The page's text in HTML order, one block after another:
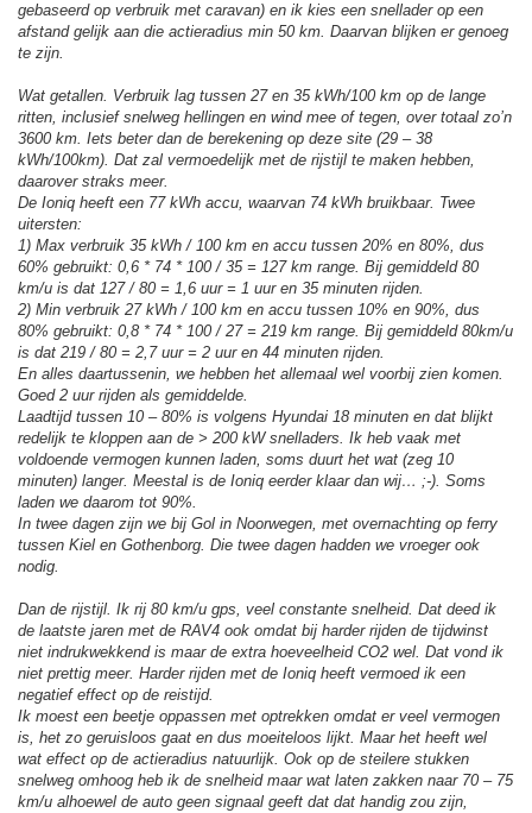
gebaseerd op verbruik met caravan) en ik kies een snellader op een
afstand gelijk aan die actieradius min 50 km. Daarvan blijken er genoeg
te zijn.
Wat getallen. Verbruik lag tussen 27 en 35 kWh/100 km op de lange
ritten, inclusief snelweg hellingen en wind mee of tegen, over totaal zo’n
3600 km. Iets beter dan de berekening op deze site (29 – 38
kWh/100km). Dat zal vermoedelijk met de rijstijl te maken hebben,
daarover straks meer.
De Ioniq heeft een 77 kWh accu, waarvan 74 kWh bruikbaar. Twee
uitersten:
1) Max verbruik 35 kWh / 100 km en accu tussen 20% en 80%, dus
60% gebruikt: 0,6 * 74 * 100 / 35 = 127 km range. Bij gemiddeld 80
km/u is dat 127 / 80 = 1,6 uur = 1 uur en 35 minuten rijden.
2) Min verbruik 27 kWh / 100 km en accu tussen 10% en 90%, dus
80% gebruikt: 0,8 * 74 * 100 / 27 = 219 km range. Bij gemiddeld 80km/u
is dat 219 / 80 = 2,7 uur = 2 uur en 44 minuten rijden.
En alles daartussenin, we hebben het allemaal wel voorbij zien komen.
Goed 2 uur rijden als gemiddelde.
Laadtijd tussen 10 – 80% is volgens Hyundai 18 minuten en dat blijkt
redelijk te kloppen aan de > 200 kW snelladers. Ik heb vaak met
voldoende vermogen kunnen laden, soms duurt het wat (zeg 10
minuten) langer. Meestal is de Ioniq eerder klaar dan wij… ;-). Soms
laden we daarom tot 90%.
In twee dagen zijn we bij Gol in Noorwegen, met overnachting op ferry
tussen Kiel en Gothenborg. Die twee dagen hadden we vroeger ook
nodig.
Dan de rijstijl. Ik rij 80 km/u gps, veel constante snelheid. Dat deed ik
de laatste jaren met de RAV4 ook omdat bij harder rijden de tijdwinst
niet indrukwekkend is maar de extra hoeveelheid CO2 wel. Dat vond ik
niet prettig meer. Harder rijden met de Ioniq heeft vermoed ik een
negatief effect op de reistijd.
Ik moest een beetje oppassen met optrekken omdat er veel vermogen
is, het zo geruisloos gaat en dus moeiteloos lijkt. Maar het heeft wel
wat effect op de actieradius natuurlijk. Ook op de steilere stukken
snelweg omhoog heb ik de snelheid maar wat laten zakken naar 70 – 75
km/u alhoewel de auto geen signaal geeft dat dat handig zou zijn,